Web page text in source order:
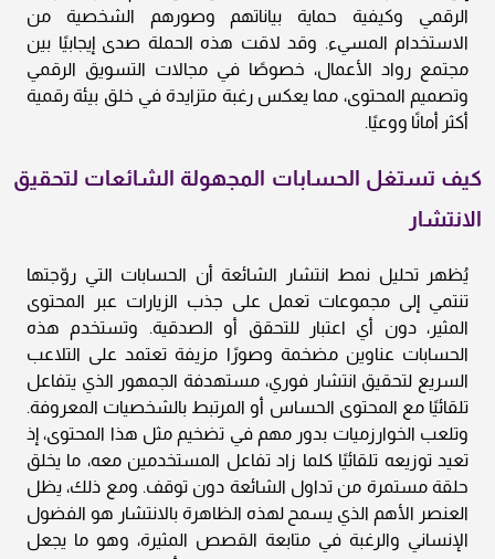
الرقمي وكيفية حماية بياناتهم وصورهم الشخصية من
الاستخدام المسيء. وقد لاقت هذه الحملة صدى إيجابيًا بين
مجتمع رواد الأعمال، خصوصًا في مجالات التسويق الرقمي
وتصميم المحتوى، مما يعكس رغبة متزايدة في خلق بيئة رقمية
أكثر أمانًا ووعيًا.
كيف تستغل الحسابات المجهولة الشائعات لتحقيق
الانتشار
يُظهر تحليل نمط انتشار الشائعة أن الحسابات التي روّجتها
تنتمي إلى مجموعات تعمل على جذب الزيارات عبر المحتوى
المثير، دون أي اعتبار للتحقق أو الصدقية. وتستخدم هذه
الحسابات عناوين مضخمة وصورًا مزيفة تعتمد على التلاعب
السريع لتحقيق انتشار فوري، مستهدفة الجمهور الذي يتفاعل
تلقائيًا مع المحتوى الحساس أو المرتبط بالشخصيات المعروفة.
وتلعب الخوارزميات بدور مهم في تضخيم مثل هذا المحتوى، إذ
تعيد توزيعه تلقائيًا كلما زاد تفاعل المستخدمين معه، ما يخلق
حلقة مستمرة من تداول الشائعة دون توقف. ومع ذلك، يظل
العنصر الأهم الذي يسمح لهذه الظاهرة بالانتشار هو الفضول
الإنساني والرغبة في متابعة القصص المثيرة، وهو ما يجعل